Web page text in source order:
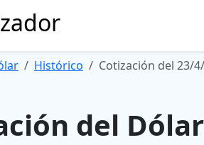
Histórico Cotización del 23/
del